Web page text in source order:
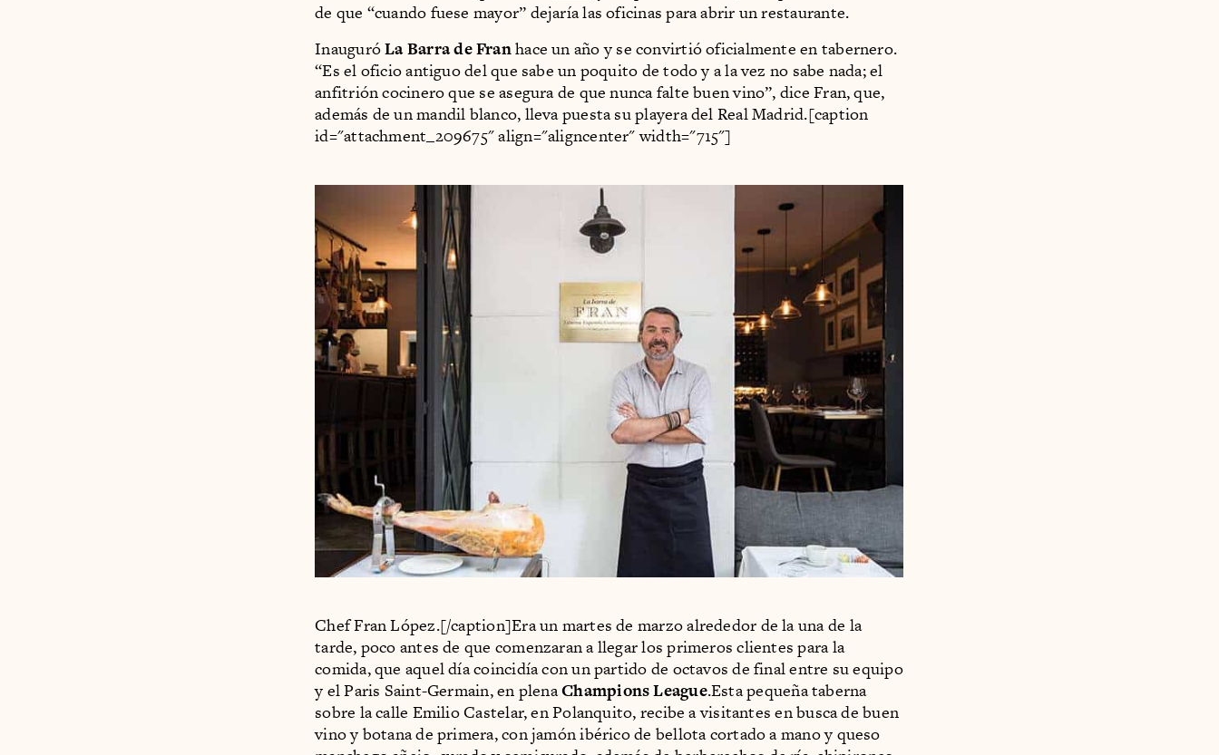
de que “cuando fuese mayor” dejaría las oficinas para abrir un restaurante.
InauguróLa Barra de Franhace un año y se convirtió oficialmente en tabernero.
“Es el oficio antiguo del que sabe un poquito de todo y a la vez no sabe nada; el
anfitrión cocinero que se asegura de que nunca falte buen vino”, dice Fran, que,
además de un mandil blanco, lleva puesta su playera del Real Madrid.[caption
id="attachment_209675" align="aligncenter" width="715"]
Chef Fran López.[/caption]Era un martes de marzo alrededor de la una de la
tarde, poco antes de que comenzaran a llegar los primeros clientes para la
comida, que aquel día coincidía con un partido de octavos de final entre su equipo
y el Paris Saint-Germain, en plenaChampions League.Esta pequeña taberna
sobre la calle Emilio Castelar, en Polanquito, recibe a visitantes en busca de buen
vino y botana de primera, con jamón ibérico de bellota cortado a mano y queso